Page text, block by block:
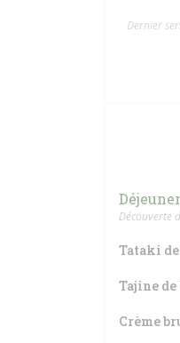
Dernier
Découverte
Tataki
Tajine
Crème